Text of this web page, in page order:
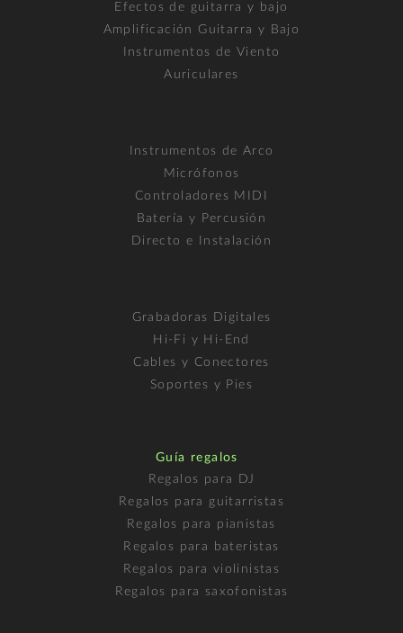
Efectos de guitarra y bajo
Amplificación Guitarra y Bajo
Instrumentos de Viento
Auriculares
Instrumentos de Arco
Micrófonos
Controladores MIDI
Batería y Percusión
Directo e Instalación
Grabadoras Digitales
Hi-Fi y Hi-End
Cables y Conectores
Soportes y Pies
Guía regalos
Regalos para DJ
Regalos para guitarristas
Regalos para pianistas
Regalos para bateristas
Regalos para violinistas
Regalos para saxofonistas